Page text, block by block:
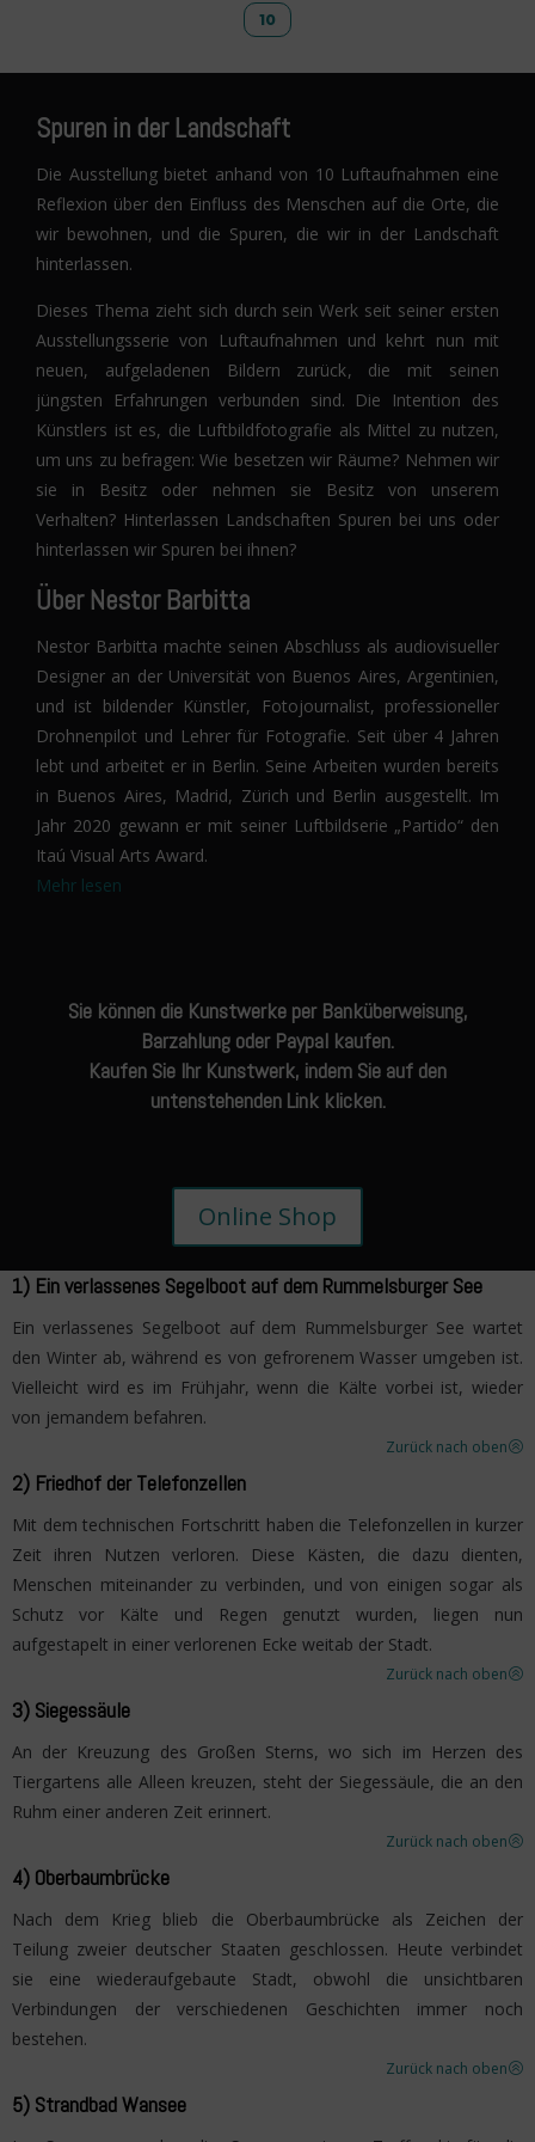
10
1) Ein verlassenes Segelboot auf dem Rummelsburger See
Ein verlassenes Segelboot auf dem Rummelsburger See wartet
den Winter ab, während es von gefrorenem Wasser umgeben ist.
Vielleicht wird es im Frühjahr, wenn die Kälte vorbei ist, wieder
von jemandem befahren.
Zurück nach oben>
2) Friedhof der Telefonzellen
Mit dem technischen Fortschritt haben die Telefonzellen in kurzer
Zeit ihren Nutzen verloren. Diese Kästen, die dazu dienten,
Menschen miteinander zu verbinden, und von einigen sogar als
Schutz vor Kälte und Regen genutzt wurden, liegen nun
aufgestapelt in einer verlorenen Ecke weitab der Stadt.
Zurück nach oben>
3) Siegessäule
An der Kreuzung des Großen Sterns, wo sich im Herzen des
Tiergartens alle Alleen kreuzen, steht der Siegessäule, die an den
Ruhm einer anderen Zeit erinnert.
Zurück nach oben>
4) Oberbaumbrücke
Nach dem Krieg blieb die Oberbaumbrücke als Zeichen der
Teilung zweier deutscher Staaten geschlossen. Heute verbindet
sie eine wiederaufgebaute Stadt, obwohl die unsichtbaren
Verbindungen der verschiedenen Geschichten immer noch
bestehen.
Zurück nach oben>
5) Strandbad Wansee
Spuren in der Landschaft
Die Ausstellung bietet anhand von 10 Luftaufnahmen eine
Reflexion über den Einfluss des Menschen auf die Orte, die
wir bewohnen, und die Spuren, die wir in der Landschaft
hinterlassen.
Dieses Thema zieht sich durch sein Werk seit seiner ersten
Ausstellungsserie von Luftaufnahmen und kehrt nun mit
neuen, aufgeladenen Bildern zurück, die mit seinen
jüngsten Erfahrungen verbunden sind. Die Intention des
Künstlers ist es, die Luftbildfotografie als Mittel zu nutzen,
um uns zu befragen: Wie besetzen wir Räume? Nehmen wir
sie in Besitz oder nehmen sie Besitz von unserem
Verhalten? Hinterlassen Landschaften Spuren bei uns oder
hinterlassen wir Spuren bei ihnen?
Über Nestor Barbitta
Nestor Barbitta machte seinen Abschluss als audiovisueller
Designer an der Universität von Buenos Aires, Argentinien,
und ist bildender Künstler, Fotojournalist, professioneller
Drohnenpilot und Lehrer für Fotografie. Seit über 4 Jahren
lebt und arbeitet er in Berlin. Seine Arbeiten wurden bereits
in Buenos Aires, Madrid, Zürich und Berlin ausgestellt. Im
Jahr 2020 gewann er mit seiner Luftbildserie „Partido“ den
Itaú Visual Arts Award.
Mehr lesen
Sie können die Kunstwerke per Banküberweisung,
Barzahlung oder Paypal kaufen.
Kaufen Sie Ihr Kunstwerk, indem Sie auf den
untenstehenden Link klicken.
Online Shop